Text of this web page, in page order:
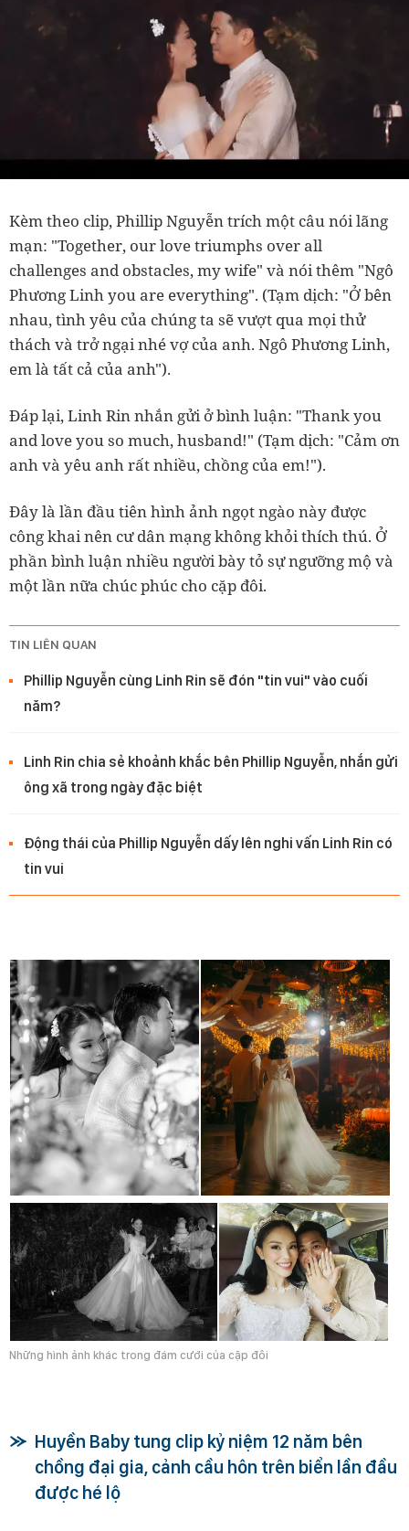
Kèm theo clip, Phillip Nguyễn trích một câu nói lãng
mạn: "Together, our love triumphs over all
challenges and obstacles, my wife" và nói thêm "Ngô
Phương Linh you are everything". (Tạm dịch: "Ở bên
nhau, tình yêu của chúng ta sẽ vượt qua mọi thử
thách và trở ngại nhé vợ của anh. Ngô Phương Linh,
em là tất cả của anh").
Đáp lại, Linh Rin nhắn gửi ở bình luận: "Thank you
and love you so much, husband!" (Tạm dịch: "Cảm ơn
anh và yêu anh rất nhiều, chồng của em!").
Đây là lần đầu tiên hình ảnh ngọt ngào này được
công khai nên cư dân mạng không khỏi thích thú. Ở
phần bình luận nhiều người bày tỏ sự ngưỡng mộ và
một lần nữa chúc phúc cho cặp đôi.
TIN LIÊN QUAN
Phillip Nguyễn cùng Linh Rin sẽ đón "tin vui" vào cuối
năm?
Linh Rin chia sẻ khoảnh khắc bên Phillip Nguyễn, nhắn gửi
ông xã trong ngày đặc biệt
Động thái của Phillip Nguyễn dấy lên nghi vấn Linh Rin có
tin vui
Những hình ảnh khác trong đám cưới của cặp đôi
Huyền Baby tung clip kỷ niệm 12 năm bên
chồng đại gia, cảnh cầu hôn trên biển lần đầu
được hé lộ